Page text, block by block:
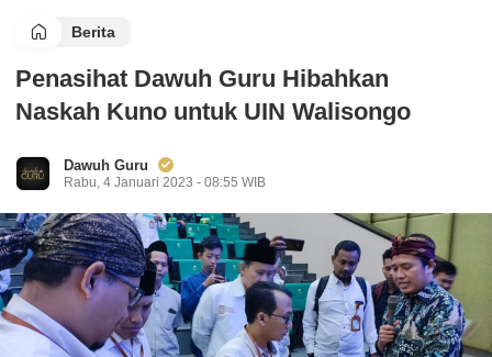
Berita
Penasihat Dawuh Guru Hibahkan
Naskah Kuno untuk UIN Walisongo
Dawuh Guru
Rabu, 4 Januari 2023 - 08:55 WIB